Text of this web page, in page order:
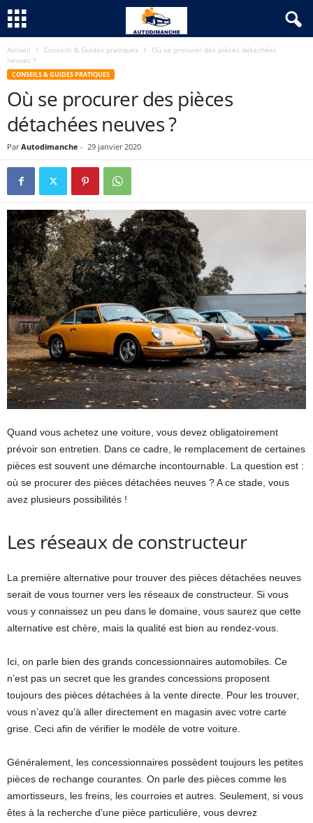
Accueil Conseils & Guides pratiques
Où se procurer des pièces détachées
neuves ?
CONSEILS & GUIDES PRATIQUES
Où se procurer des pièces
détachées neuves ?
Par Autodimanche - 29 janvier 2020
Quand vous achetez une voiture, vous devez obligatoirement
prévoir son entretien. Dans ce cadre, le remplacement de certaines
pièces est souvent une démarche incontournable. La question est :
où se procurer des pièces détachées neuves ? A ce stade, vous
avez plusieurs possibilités !
Les réseaux de constructeur
La première alternative pour trouver des pièces détachées neuves
serait de vous tourner vers les réseaux de constructeur. Si vous
vous y connaissez un peu dans le domaine, vous saurez que cette
alternative est chère, mais la qualité est bien au rendez-vous.
Ici, on parle bien des grands concessionnaires automobiles. Ce
n’est pas un secret que les grandes concessions proposent
toujours des pièces détachées à la vente directe. Pour les trouver,
vous n’avez qu’à aller directement en magasin avec votre carte
grise. Ceci afin de vérifier le modèle de votre voiture.
Généralement, les concessionnaires possèdent toujours les petites
pièces de rechange courantes. On parle des pièces comme les
amortisseurs, les freins, les courroies et autres. Seulement, si vous
êtes à la recherche d’une pièce particulière, vous devrez